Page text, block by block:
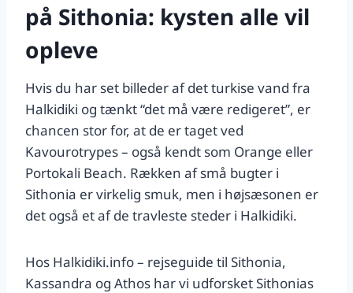
på Sithonia: kysten alle vil
opleve
Hvis du har set billeder af det turkise vand fra
Halkidiki og tænkt “det må være redigeret”, er
chancen stor for, at de er taget ved
Kavourotrypes – også kendt som Orange eller
Portokali Beach. Rækken af små bugter i
Sithonia er virkelig smuk, men i højsæsonen er
det også et af de travleste steder i Halkidiki.
Hos Halkidiki.info – rejseguide til Sithonia,
Kassandra og Athos har vi udforsket Sithonias